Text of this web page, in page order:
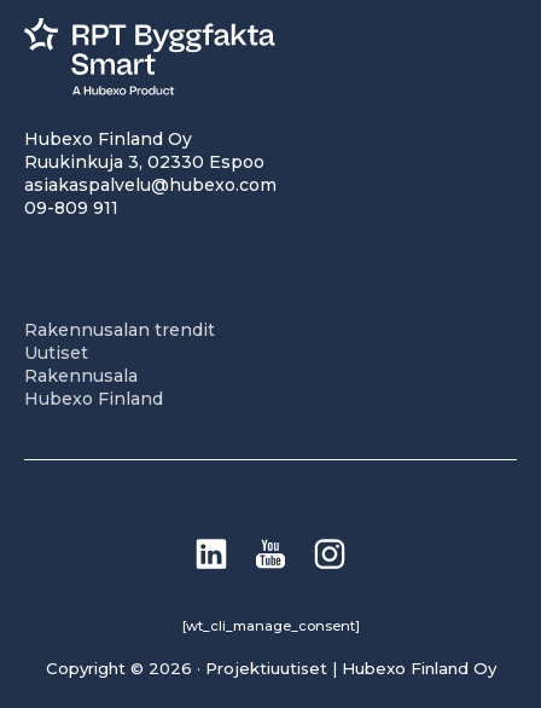
Hubexo Finland Oy
Ruukinkuja 3, 02330 Espoo
asiakaspalvelu@hubexo.com
09-809 911
Rakennusalan trendit
Uutiset
Rakennusala
Hubexo Finland
[wt_cli_manage_consent]
Copyright © 2026 · Projektiuutiset | Hubexo Finland Oy